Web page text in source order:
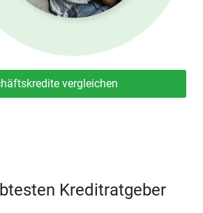
vergleichen
Kreditratgeber